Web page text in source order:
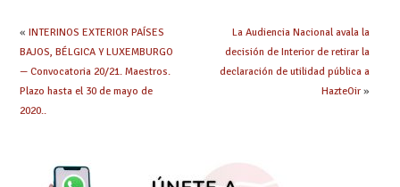
« INTERINOS EXTERIOR PAÍSES
BAJOS, BÉLGICA Y LUXEMBURGO
— Convocatoria 20/21. Maestros.
Plazo hasta el 30 de mayo de
2020..
La Audiencia Nacional avala la
decisión de Interior de retirar la
declaración de utilidad pública a
HazteOir»